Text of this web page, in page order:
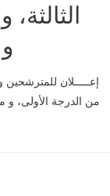
إعـــــلان
من الدرجة الأولى، و